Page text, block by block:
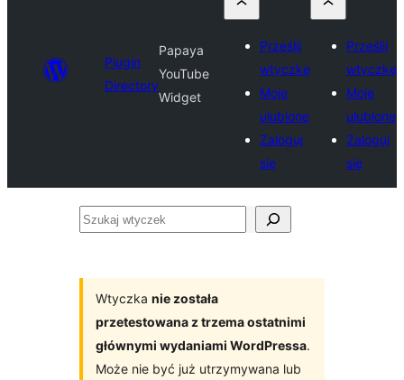
Plugin
Directory
Papaya
YouTube
Widget
Prześlij
wtyczkę
Moje
ulubione
Zaloguj
się
Prześlij
wtyczkę
Moje
ulubione
Zaloguj
się
Szukaj
Wtyczka nie została
przetestowana z trzema ostatnimi
głównymi wydaniami WordPressa.
Może nie być już utrzymywana lub